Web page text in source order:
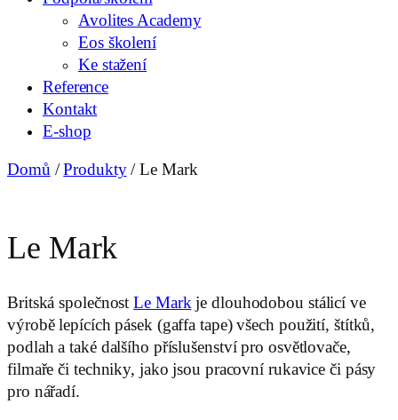
Avolites Academy
Eos školení
Ke stažení
Reference
Kontakt
E-shop
Domů /Produkty/Le Mark
Le Mark
Britská společnostLe Mark je dlouhodobou stálicí ve
výrobě lepících pásek (gaffa tape) všech použití, štítků,
podlah a také dalšího příslušenství pro osvětlovače,
filmaře či techniky, jako jsou pracovní rukavice či pásy
pro nářadí.